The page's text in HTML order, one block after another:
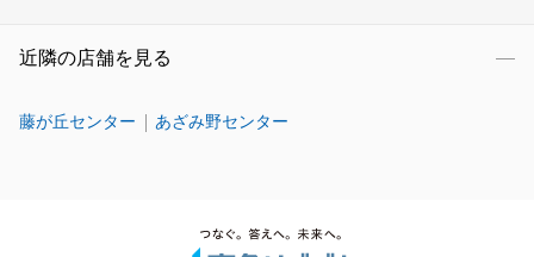
近隣の店舗を見る
藤が丘センター あざみ野センター